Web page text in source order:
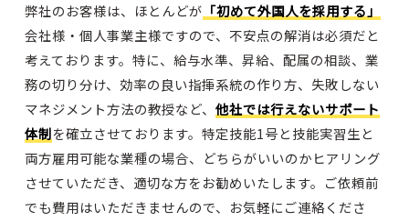
弊社のお客様は、ほとんどが 「初めて外国人を採用する」
会社様・個人事業主様ですので、不安点の解消は必須だと
考えております。特に、給与水準、昇給、配属の相談、業
務の切り分け、効率の良い指揮系統の作り方、失敗しない
マネジメント方法の教授など、 他社では行えないサポート
体制を確立させております。特定技能1号と技能実習生と
両方雇用可能な業種の場合、どちらがいいのかヒアリング
させていただき、適切な方をお勧めいたします。ご依頼前
でも費用はいただきませんので、お気軽にご連絡くださ